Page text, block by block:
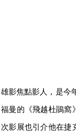
雄影焦點影人，是今
福曼的《飛越杜鵑窩
次影展也引介他在捷